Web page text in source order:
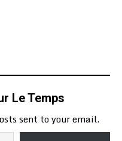
Le Temps
sent to your email.